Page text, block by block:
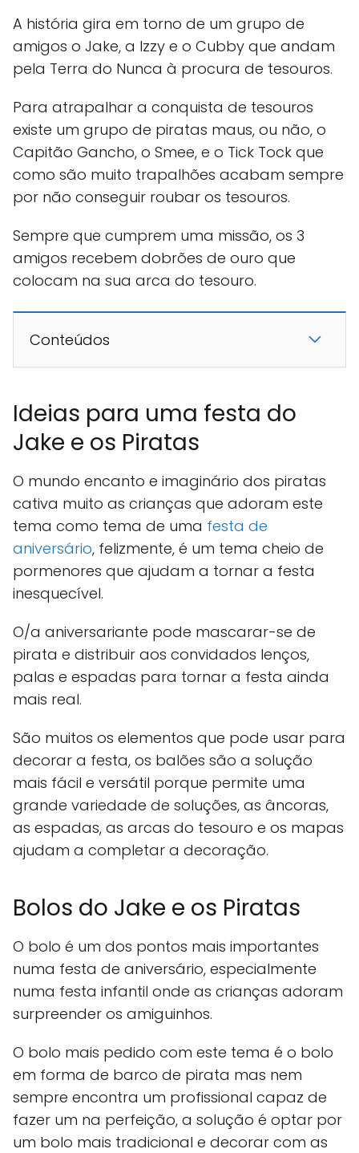
A história gira em torno de um grupo de
amigos o Jake, a Izzy e o Cubby que andam
pela Terra do Nunca à procura de tesouros.
Para atrapalhar a conquista de tesouros
existe um grupo de piratas maus, ou não, o
Capitão Gancho, o Smee, e o Tick Tock que
como são muito trapalhões acabam sempre
por não conseguir roubar os tesouros.
Sempre que cumprem uma missão, os 3
amigos recebem dobrões de ouro que
colocam na sua arca do tesouro.
Conteúdos
Ideias para uma festa do
Jake e os Piratas
O mundo encanto e imaginário dos piratas
cativa muito as crianças que adoram este
tema como tema de uma festa de
aniversário, felizmente, é um tema cheio de
pormenores que ajudam a tornar a festa
inesquecível.
O/a aniversariante pode mascarar-se de
pirata e distribuir aos convidados lenços,
palas e espadas para tornar a festa ainda
mais real.
São muitos os elementos que pode usar para
decorar a festa, os balões são a solução
mais fácil e versátil porque permite uma
grande variedade de soluções, as âncoras,
as espadas, as arcas do tesouro e os mapas
ajudam a completar a decoração.
Bolos do Jake e os Piratas
O bolo é um dos pontos mais importantes
numa festa de aniversário, especialmente
numa festa infantil onde as crianças adoram
surpreender os amiguinhos.
O bolo mais pedido com este tema é o bolo
em forma de barco de pirata mas nem
sempre encontra um profissional capaz de
fazer um na perfeição, a solução é optar por
um bolo mais tradicional e decorar com as